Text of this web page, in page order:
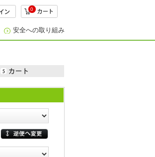
0
安全への取り組み